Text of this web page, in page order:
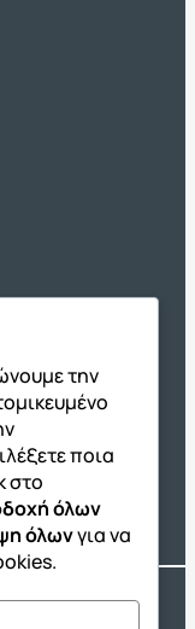
ΔΙΑΚΡΟΤΗΜΑ®. Αρ.
την
ποια
στο
όλων
όλωνγια να